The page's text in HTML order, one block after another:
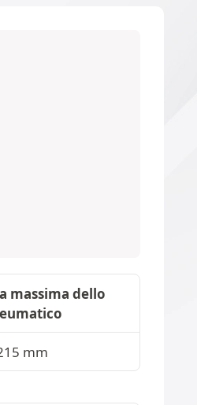
massima dello
mm